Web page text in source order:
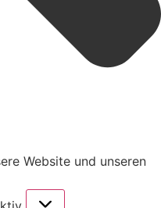
Website und unseren